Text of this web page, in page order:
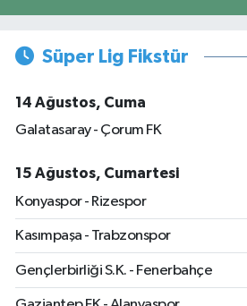
Süper Lig Fikstür
14 Ağustos, Cuma
Galatasaray - Çorum FK
15 Ağustos, Cumartesi
Konyaspor - Rizespor
Kasımpaşa - Trabzonspor
Gençlerbirliği S.K. - Fenerbahçe